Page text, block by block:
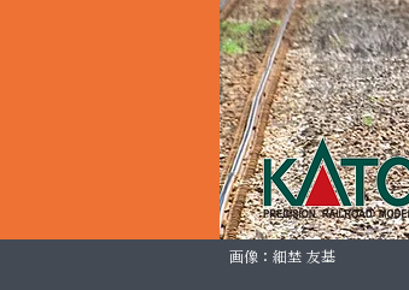
​画像：細埜 友基